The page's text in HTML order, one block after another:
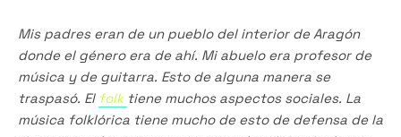
Mis padres eran de un pueblo del interior de Aragón
donde el género era de ahí. Mi abuelo era profesor de
música y de guitarra. Esto de alguna manera se
traspasó. El folk tiene muchos aspectos sociales. La
música folklórica tiene mucho de esto de defensa de la